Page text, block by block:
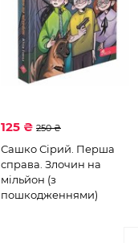
125 ₴ 250 ₴
Сашко Сірий. Перша
справа. Злочин на
мільйон (з
пошкодженнями)